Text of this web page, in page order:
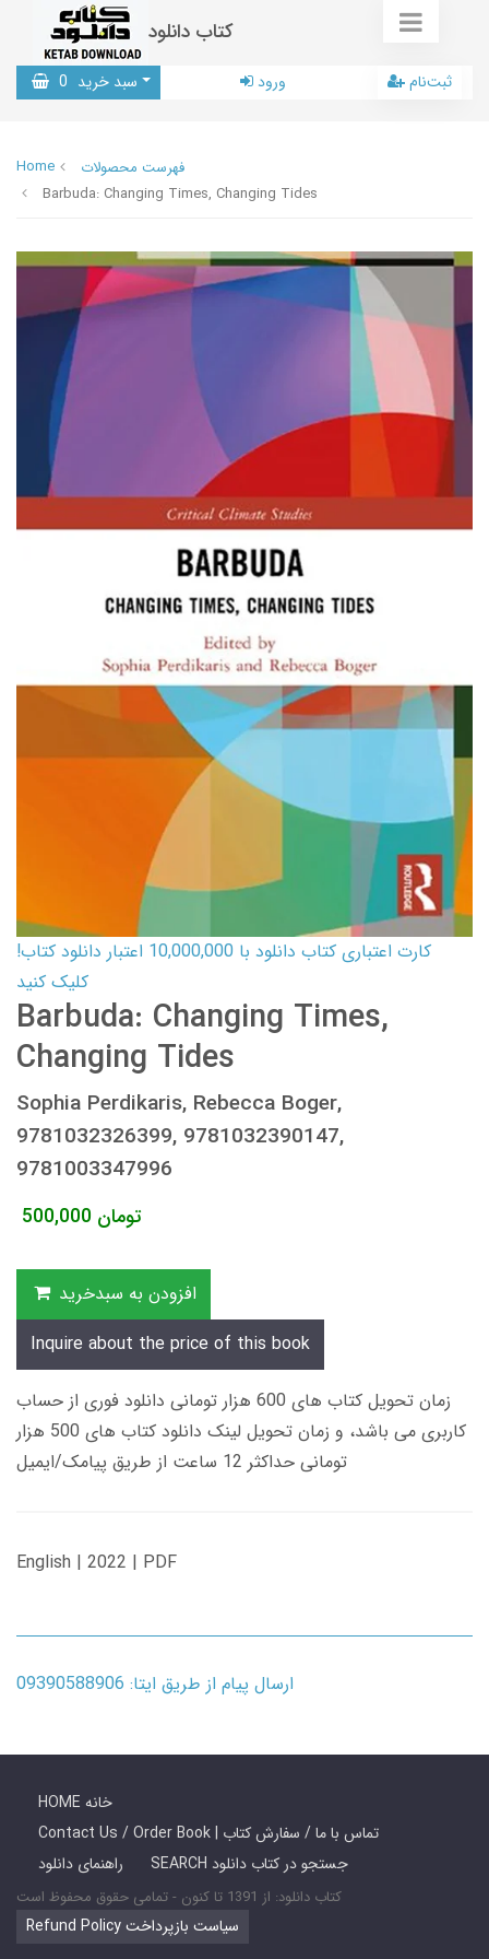
کتاب دانلود
سبد خرید 0 ورود ثبت‌نام
Home
فهرست محصولات
Barbuda: Changing Times, Changing Tides
کارت اعتباری کتاب دانلود با 10,000,000 اعتبار دانلود کتاب!
کلیک کنید
Barbuda: Changing Times,
Changing Tides
Sophia Perdikaris, Rebecca Boger,
9781032326399, 9781032390147,
9781003347996
500,000 تومان
افزودن به سبدخرید
Inquire about the price of this book
زمان تحویل کتاب های 600 هزار تومانی دانلود فوری از حساب
کاربری می باشد، و زمان تحویل لینک دانلود کتاب های 500 هزار
تومانی حداکثر 12 ساعت از طریق پیامک/ایمیل
English | 2022 | PDF
ارسال پیام از طریق ایتا: 09390588906
HOME خانه
Contact Us / Order Book | تماس با ما / سفارش کتاب
راهنمای دانلود
SEARCH جستجو در کتاب دانلود
کتاب دانلود: از 1391 تا کنون - تمامی حقوق محفوظ است
Refund Policy سیاست بازپرداخت